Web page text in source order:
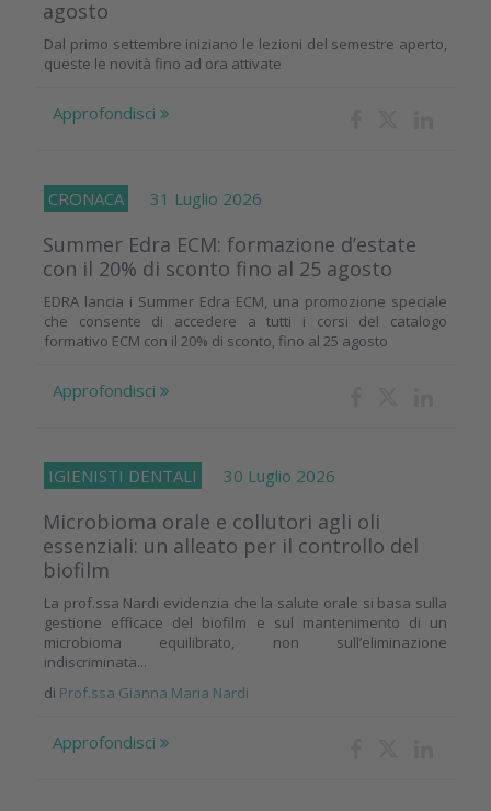
agosto
Dal primo settembre iniziano le lezioni del semestre aperto,
queste le novità fino ad ora attivate
Approfondisci
CRONACA 31 Luglio 2026
Summer Edra ECM: formazione d’estate
con il 20% di sconto fino al 25 agosto
EDRA lancia i Summer Edra ECM, una promozione speciale
che consente di accedere a tutti i corsi del catalogo
formativo ECM con il 20% di sconto, fino al 25 agosto
Approfondisci
IGIENISTI DENTALI 30 Luglio 2026
Microbioma orale e collutori agli oli
essenziali: un alleato per il controllo del
biofilm
La prof.ssa Nardi evidenzia che la salute orale si basa sulla
gestione efficace del biofilm e sul mantenimento di un
microbioma equilibrato, non sull’eliminazione
indiscriminata...
di Prof.ssa Gianna Maria Nardi
Approfondisci